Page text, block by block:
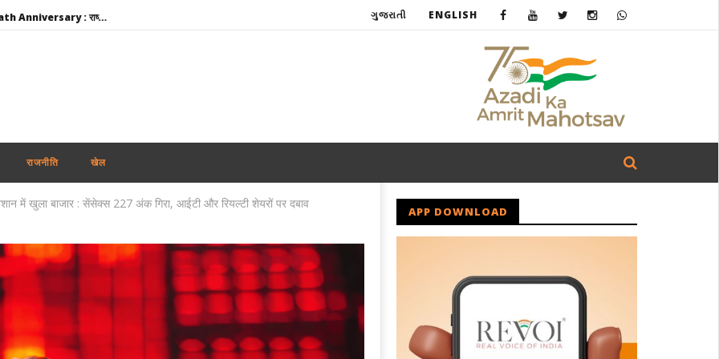
Rabindranath Tagore Death Anniversary : राष्ट्रपति नहीं, नेताओं ने दी श्रद्धांजलि, ओम बिड़ला से योगी तक ने किया नमन
Share Market Today: गिरावट के साथ खुला शेयर बाजार, सेंसेक्स 267 अंक टूटा, निफ्टी 24,600 के नीचे
JPSC Exam Scam : मुख्य आरोपी के ससुर से सीआईडी की पूछताछ, करोड़ों की संपत्तियां जांच के दायरे में
Instagram CSEAM: इंस्टाग्राम पर बच्चों के यौन शोषण से जुड़े 50 से अधिक मामलों पर NHRC सख्त, Meta को नोटिस
Rabindranath Tagore Death Anniversary : राष्ट्रपति नहीं, नेताओं ने दी श्रद्धांजलि, ओम बिड़ला से योगी तक ने किया नमन
ગુજરાતી ENGLISH
राजनीति खेल
में खुला बाजार : सेंसेक्स 227 अंक गिरा, आईटी और रियल्टी शेयरों पर दबाव
APP DOWNLOAD